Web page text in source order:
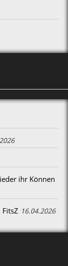
ihr Können
16.04.2026